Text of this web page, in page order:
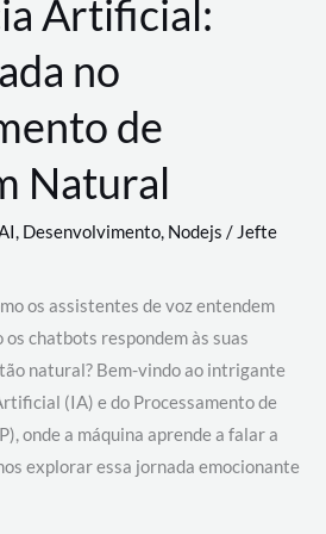
Artificial:
no
de
Natural
, Desenvolvimento, Nodejs / Jefte
os assistentes de voz entendem
chatbots respondem às suas
natural? Bem-vindo ao intrigante
(IA) e do Processamento de
onde a máquina aprende a falar a
explorar essa jornada emocionante